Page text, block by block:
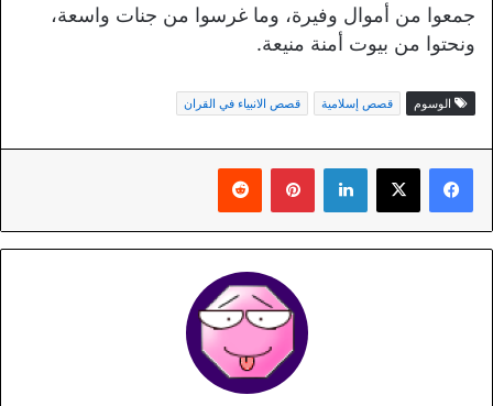
جمعوا من أموال وفيرة، وما غرسوا من جنات واسعة،
ونحتوا من بيوت أمنة منيعة.
الوسوم قصص إسلامية قصص الانبياء في القران
لينكدإن بينتيريست